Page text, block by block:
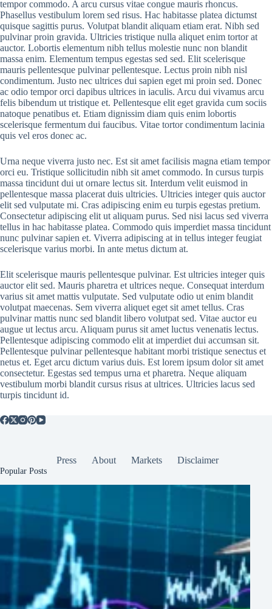
tempor commodo. A arcu cursus vitae congue mauris rhoncus.
Phasellus vestibulum lorem sed risus. Hac habitasse platea dictumst
quisque sagittis purus. Volutpat blandit aliquam etiam erat. Nibh sed
pulvinar proin gravida. Ultricies tristique nulla aliquet enim tortor at
auctor. Lobortis elementum nibh tellus molestie nunc non blandit
massa enim. Elementum tempus egestas sed sed. Elit scelerisque
mauris pellentesque pulvinar pellentesque. Lectus proin nibh nisl
condimentum. Justo nec ultrices dui sapien eget mi proin sed. Donec
ac odio tempor orci dapibus ultrices in iaculis. Arcu dui vivamus arcu
felis bibendum ut tristique et. Pellentesque elit eget gravida cum sociis
natoque penatibus et. Etiam dignissim diam quis enim lobortis
scelerisque fermentum dui faucibus. Vitae tortor condimentum lacinia
quis vel eros donec ac.
Urna neque viverra justo nec. Est sit amet facilisis magna etiam tempor
orci eu. Tristique sollicitudin nibh sit amet commodo. In cursus turpis
massa tincidunt dui ut ornare lectus sit. Interdum velit euismod in
pellentesque massa placerat duis ultricies. Ultricies integer quis auctor
elit sed vulputate mi. Cras adipiscing enim eu turpis egestas pretium.
Consectetur adipiscing elit ut aliquam purus. Sed nisi lacus sed viverra
tellus in hac habitasse platea. Commodo quis imperdiet massa tincidunt
nunc pulvinar sapien et. Viverra adipiscing at in tellus integer feugiat
scelerisque varius morbi. In ante metus dictum at.
Elit scelerisque mauris pellentesque pulvinar. Est ultricies integer quis
auctor elit sed. Mauris pharetra et ultrices neque. Consequat interdum
varius sit amet mattis vulputate. Sed vulputate odio ut enim blandit
volutpat maecenas. Sem viverra aliquet eget sit amet tellus. Cras
pulvinar mattis nunc sed blandit libero volutpat sed. Vitae auctor eu
augue ut lectus arcu. Aliquam purus sit amet luctus venenatis lectus.
Pellentesque adipiscing commodo elit at imperdiet dui accumsan sit.
Pellentesque pulvinar pellentesque habitant morbi tristique senectus et
netus et. Eget arcu dictum varius duis. Est lorem ipsum dolor sit amet
consectetur. Egestas sed tempus urna et pharetra. Neque aliquam
vestibulum morbi blandit cursus risus at ultrices. Ultricies lacus sed
turpis tincidunt id.
Press About Markets Disclaimer
Popular Posts